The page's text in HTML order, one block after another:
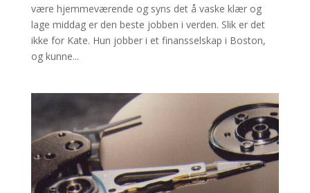
være hjemmeværende og syns det å vaske klær og
lage middag er den beste jobben i verden. Slik er det
ikke for Kate. Hun jobber i et finansselskap i Boston,
og kunne...